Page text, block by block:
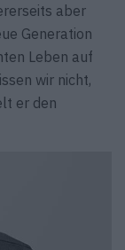
aber
Generation
Leben auf
wir nicht,
er den